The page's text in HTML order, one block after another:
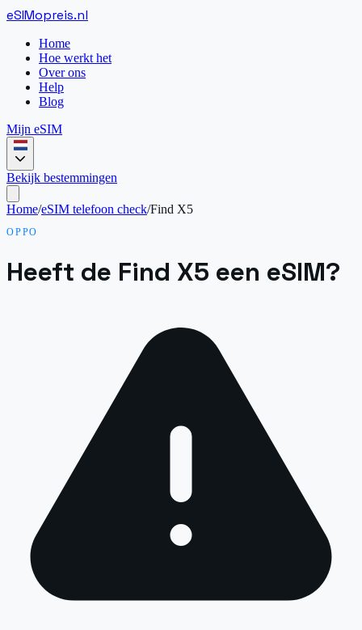
eSIMopreis.nl
Home
Hoe werkt het
Over ons
Help
Blog
Mijn eSIM
Bekijk bestemmingen
Home/eSIM telefoon check/Find X5
OPPO
Heeft de Find X5 een eSIM?